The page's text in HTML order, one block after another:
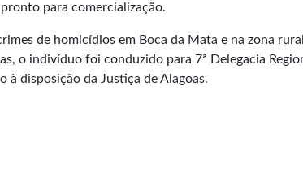
para comercialização.
de homicídios em Boca da Mata e na zona
o indivíduo foi conduzido para 7ª Delegacia
à disposição da Justiça de Alagoas.